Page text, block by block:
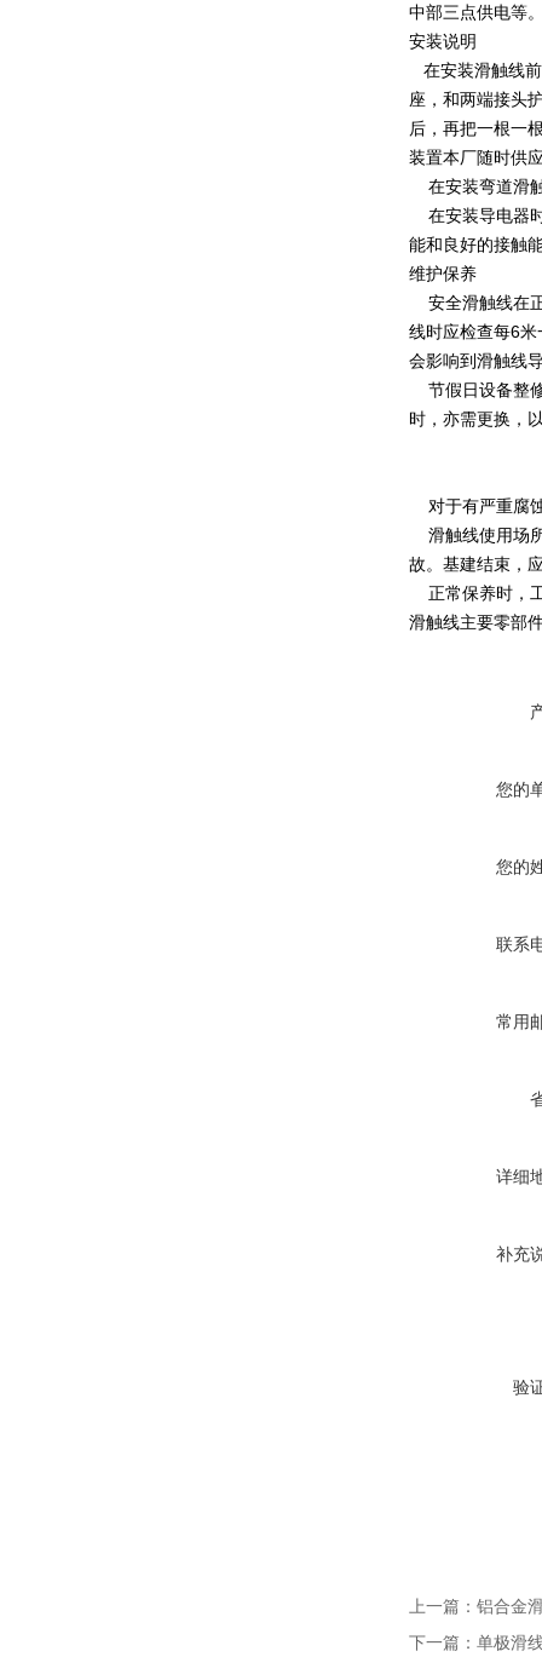
中部三点供电等
安装说明
在安装滑触线
座，和两端接头
后，再把一根一
装置本厂随时供
在安装弯道滑
在安装导电器
能和良好的接触
维护保养
安全滑触线在
线时应检查每6
会影响到滑触线
节假日设备整
时，亦需更换，
对于有严重腐
滑触线使用场
故。基建结束，
正常保养时，
滑触线主要零部
您的
您的
联系
常用
详细
补充
验
上一篇： 铝合金
下一篇： 单极滑